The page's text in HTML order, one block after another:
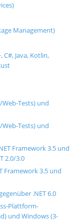
Management)
Java, Kotlin,
Tests) und
Tests) und
Framework 3.5 und
2.0/3.0
Framework 3.5 und
.NET 6.0
Plattform-
und Windows (3-